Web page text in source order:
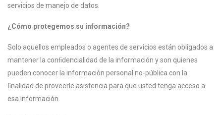
servicios de manejo de datos.
¿Cómo protegemos su información?
Solo aquellos empleados o agentes de servicios están obligados a
mantener la conﬁdencialidad de la información y son quienes
pueden conocer la información personal no-pública con la
ﬁnalidad de proveerle asistencia para que usted tenga acceso a
esa información.